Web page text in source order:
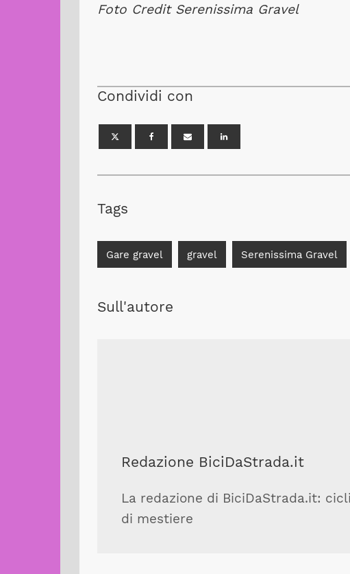
Foto Credit Serenissima Gravel
Condividi con
Tags
Gare gravel gravel Serenissima Gravel
Sull'autore
Redazione BiciDaStrada.it
La redazione di BiciDaStrada.it:
di mestiere